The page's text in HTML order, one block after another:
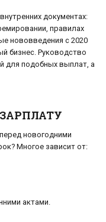
документах:
правилах
нововведения с 2020
бизнес. Руководство
для подобных выплат, а
новогодними
Многое зависит от:
актами.